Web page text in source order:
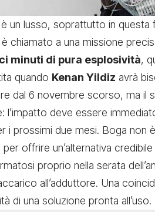
un lusso, soprattutto in questa
è chiamato a una missione
minuti di pura esplosività,
quando Kenan Yildiz avrà
dal 6 novembre scorso, ma il
l’impatto deve essere
i prossimi due mesi. Boga non
offrire un’alternativa
proprio nella serata
all’adduttore. Una
di una soluzione pronta all’uso.